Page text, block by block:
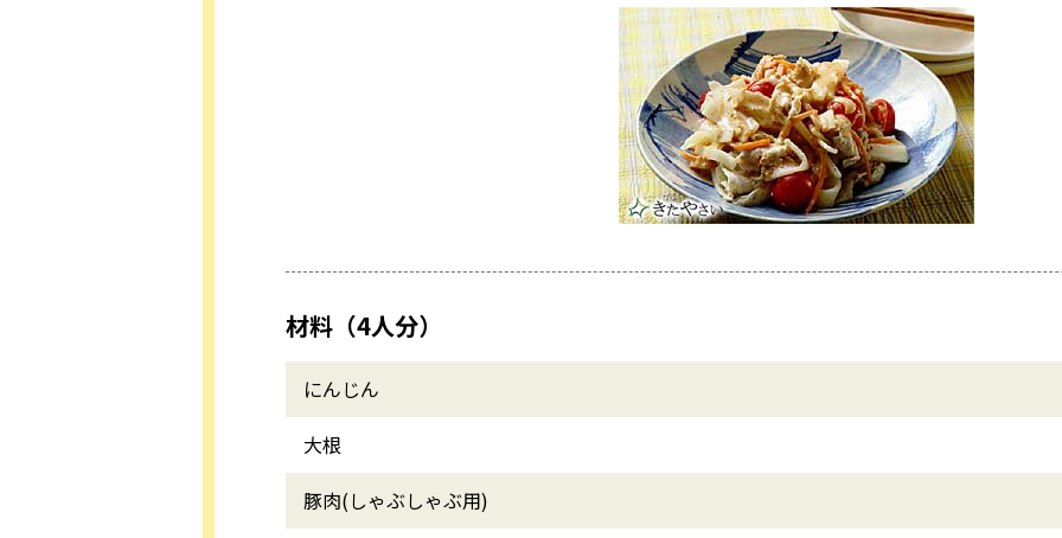
材料（4人分）
にんじん
大根
豚肉(しゃぶしゃぶ用)